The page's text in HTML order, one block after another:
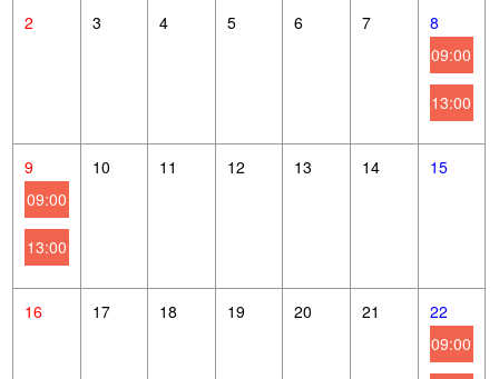
2 3 4 5 6 7
8
09:00
13:00
9
09:00
13:00
10 11 12 13 14 15
16 17 18 19 20 21
22
09:00